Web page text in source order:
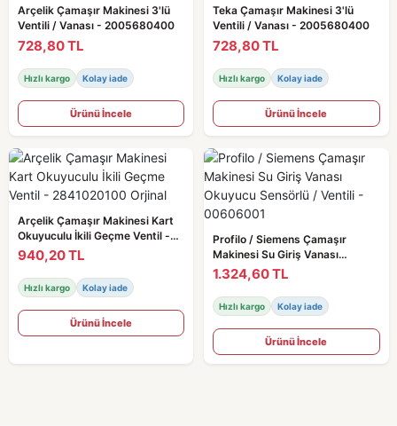
Arçelik Çamaşır Makinesi 3'lü
Ventili / Vanası - 2005680400
728,80 TL
Hızlı kargo Kolay iade
Ürünü İncele
Teka Çamaşır Makinesi 3'lü
Ventili / Vanası - 2005680400
728,80 TL
Hızlı kargo Kolay iade
Ürünü İncele
Arçelik Çamaşır Makinesi Kart
Okuyuculu İkili Geçme Ventil -
2841020100 Orjinal
940,20 TL
Hızlı kargo Kolay iade
Ürünü İncele
Profilo / Siemens Çamaşır
Makinesi Su Giriş Vanası
Okuyucu Sensörlü / Ventili -
00606001
1.324,60 TL
Hızlı kargo Kolay iade
Ürünü İncele